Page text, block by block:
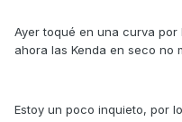
Ayer toqué en una curva
ahora las Kenda en seco no
Estoy un poco inquieto, por